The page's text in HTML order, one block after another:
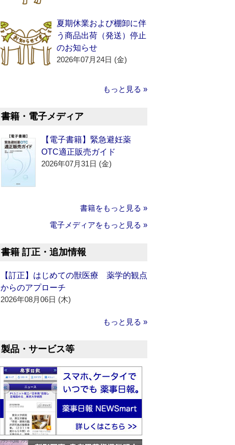
夏期休業および棚卸に伴
う商品出荷（発送）停止
のお知らせ
2026年07月24日 (金)
もっと見る »
書籍・電子メディア
【電子書籍】緊急避妊薬
OTC適正販売ガイド
2026年07月31日 (金)
書籍をもっと見る »
電子メディアをもっと見る »
書籍 訂正・追加情報
【訂正】はじめての獣医療 薬学的観点
からのアプローチ
2026年08月06日 (木)
もっと見る »
製品・サービス等